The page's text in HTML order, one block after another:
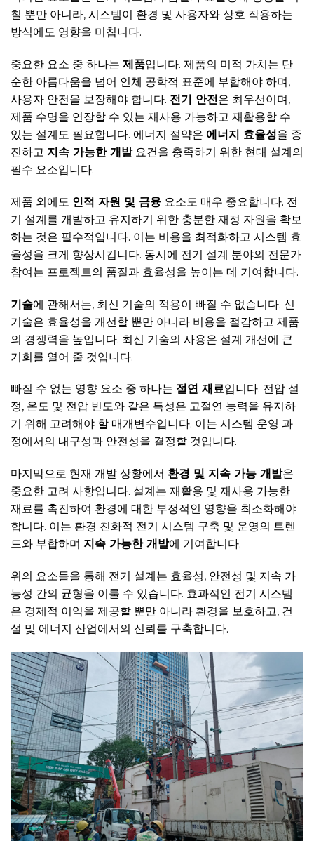
칠 뿐만 아니라, 시스템이 환경 및 사용자와 상호 작용하는
방식에도 영향을 미칩니다.
중요한 요소 중 하나는 제품입니다. 제품의 미적 가치는 단
순한 아름다움을 넘어 인체 공학적 표준에 부합해야 하며,
사용자 안전을 보장해야 합니다. 전기 안전은 최우선이며,
제품 수명을 연장할 수 있는 재사용 가능하고 재활용할 수
있는 설계도 필요합니다. 에너지 절약은 에너지 효율성을 증
진하고 지속 가능한 개발요건을 충족하기 위한 현대 설계의
필수 요소입니다.
제품 외에도 인적 자원 및 금융 요소도 매우 중요합니다. 전
기 설계를 개발하고 유지하기 위한 충분한 재정 자원을 확보
하는 것은 필수적입니다. 이는 비용을 최적화하고 시스템 효
율성을 크게 향상시킵니다. 동시에 전기 설계 분야의 전문가
참여는 프로젝트의 품질과 효율성을 높이는 데 기여합니다.
기술에 관해서는, 최신 기술의 적용이 빠질 수 없습니다. 신
기술은 효율성을 개선할 뿐만 아니라 비용을 절감하고 제품
의 경쟁력을 높입니다. 최신 기술의 사용은 설계 개선에 큰
기회를 열어 줄 것입니다.
빠질 수 없는 영향 요소 중 하나는 절연 재료입니다. 전압 설
정, 온도 및 전압 빈도와 같은 특성은 고절연 능력을 유지하
기 위해 고려해야 할 매개변수입니다. 이는 시스템 운영 과
정에서의 내구성과 안전성을 결정할 것입니다.
마지막으로 현재 개발 상황에서 환경 및 지속 가능 개발은
중요한 고려 사항입니다. 설계는 재활용 및 재사용 가능한
재료를 촉진하여 환경에 대한 부정적인 영향을 최소화해야
합니다. 이는 환경 친화적 전기 시스템 구축 및 운영의 트렌
드와 부합하며 지속 가능한 개발에 기여합니다.
위의 요소들을 통해 전기 설계는 효율성, 안전성 및 지속 가
능성 간의 균형을 이룰 수 있습니다. 효과적인 전기 시스템
은 경제적 이익을 제공할 뿐만 아니라 환경을 보호하고, 건
설 및 에너지 산업에서의 신뢰를 구축합니다.